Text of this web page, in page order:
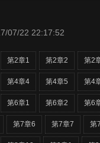
07/22 22:17:52
第2章1 第2章2 第2
第4章4 第4章5 第4
第6章1 第6章2 第6
第7章6 第7章7 第